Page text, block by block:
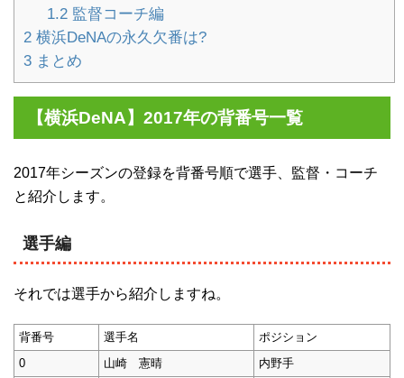
1.2監督コーチ編
2 横浜DeNAの永久欠番は?
3 まとめ
【横浜DeNA】2017年の背番号一覧
2017年シーズンの登録を背番号順で選手、監督・コーチ
と紹介します。
選手編
それでは選手から紹介しますね。
背番号 選手名
ポジション
0
山崎 憲晴
内野手